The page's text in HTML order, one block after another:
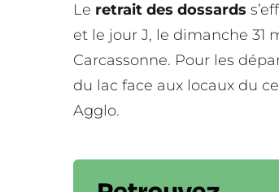
Le retrait des dossards
et le jour J, le dimanche 31
Carcassonne. Pour les
du lac face aux locaux du
Agglo.